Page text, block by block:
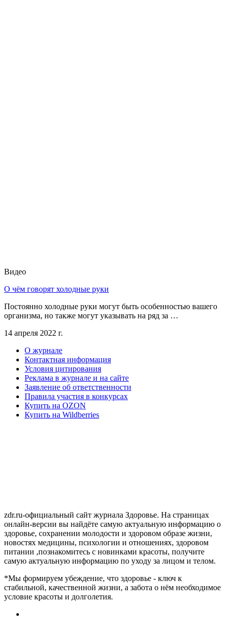
Видео
О чём говорят холодные руки
Постоянно холодные руки могут быть особенностью вашего
организма, но также могут указывать на ряд за …
14 апреля 2022 г.
О журнале
Контактная информация
Условия цитирования
Реклама в журнале и на сайте
Заявление об ответственности
Правила участия в конкурсах
Купить на OZON
Купить на Wildberries
zdr.ru-официальный сайт журнала Здоровье. На страницах
онлайн-версии вы найдёте самую актуальную информацию о
здоровье, сохранении молодости и здоровом образе жизни,
новостях медицины, психологии и отношениях, здоровом
питании ,познакомитесь с новинками красоты, получите
самую актуальную информацию по уходу за лицом и телом.
*Мы формируем убеждение, что здоровье - ключ к
стабильной, качественной жизни, а забота о нём необходимое
условие красоты и долголетия.